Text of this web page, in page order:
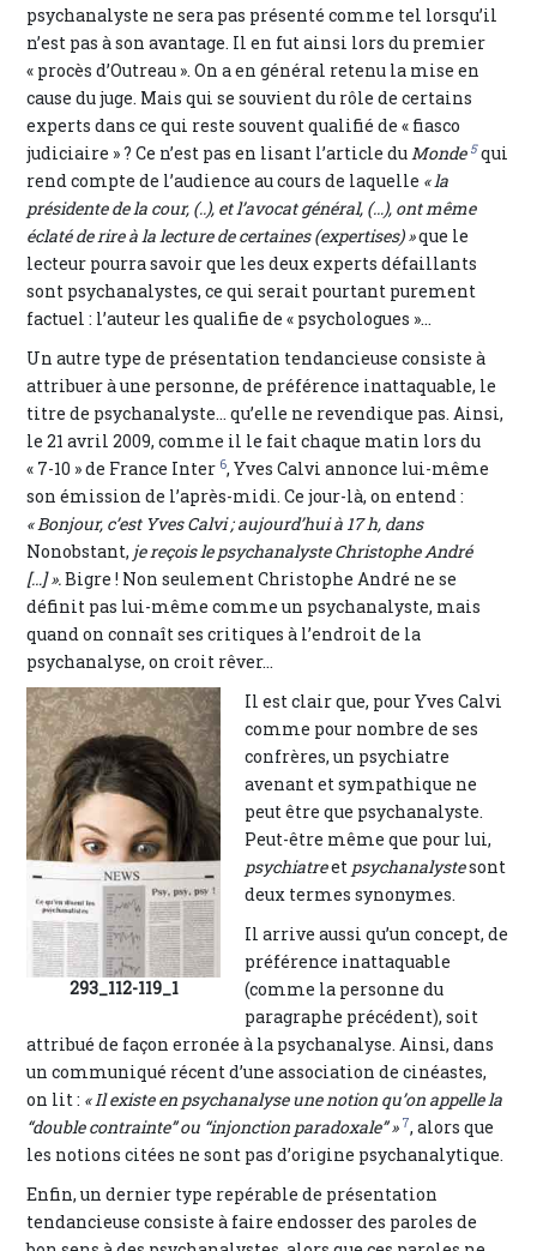
psychanalyste ne sera pas présenté comme tel lorsqu’il
n’est pas à son avantage. Il en fut ainsi lors du premier
« procès d’Outreau ». On a en général retenu la mise en
cause du juge. Mais qui se souvient du rôle de certains
experts dans ce qui reste souvent qualifié de « fiasco
judiciaire » ? Ce n’est pas en lisant l’article duMonde 5 qui
rend compte de l’audience au cours de laquelle « la
présidente de la cour, (..), et l’avocat général, (…), ont même
éclaté de rire à la lecture de certaines (expertises) »que le
lecteur pourra savoir que les deux experts défaillants
sont psychanalystes, ce qui serait pourtant purement
factuel : l’auteur les qualifie de « psychologues »…
Un autre type de présentation tendancieuse consiste à
attribuer à une personne, de préférence inattaquable, le
titre de psychanalyste… qu’elle ne revendique pas. Ainsi,
le 21 avril 2009, comme il le fait chaque matin lors du
« 7-10 » de France Inter 6, Yves Calvi annonce lui-même
son émission de l’après-midi. Ce jour-là, on entend :
« Bonjour, c’est Yves Calvi ; aujourd’hui à 17 h, dans
Nonobstant, je reçois le psychanalyste Christophe André
[…] ».Bigre ! Non seulement Christophe André ne se
définit pas lui-même comme un psychanalyste, mais
quand on connaît ses critiques à l’endroit de la
psychanalyse, on croit rêver…
293_112-119_1
Il est clair que, pour Yves Calvi
comme pour nombre de ses
confrères, un psychiatre
avenant et sympathique ne
peut être que psychanalyste.
Peut-être même que pour lui,
psychiatreet psychanalystesont
deux termes synonymes.
Il arrive aussi qu’un concept, de
préférence inattaquable
(comme la personne du
paragraphe précédent), soit
attribué de façon erronée à la psychanalyse. Ainsi, dans
un communiqué récent d’une association de cinéastes,
on lit : « Il existe en psychanalyse une notion qu’on appelle la
“double contrainte” ou “injonction paradoxale” » 7, alors que
les notions citées ne sont pas d’origine psychanalytique.
Enfin, un dernier type repérable de présentation
tendancieuse consiste à faire endosser des paroles de